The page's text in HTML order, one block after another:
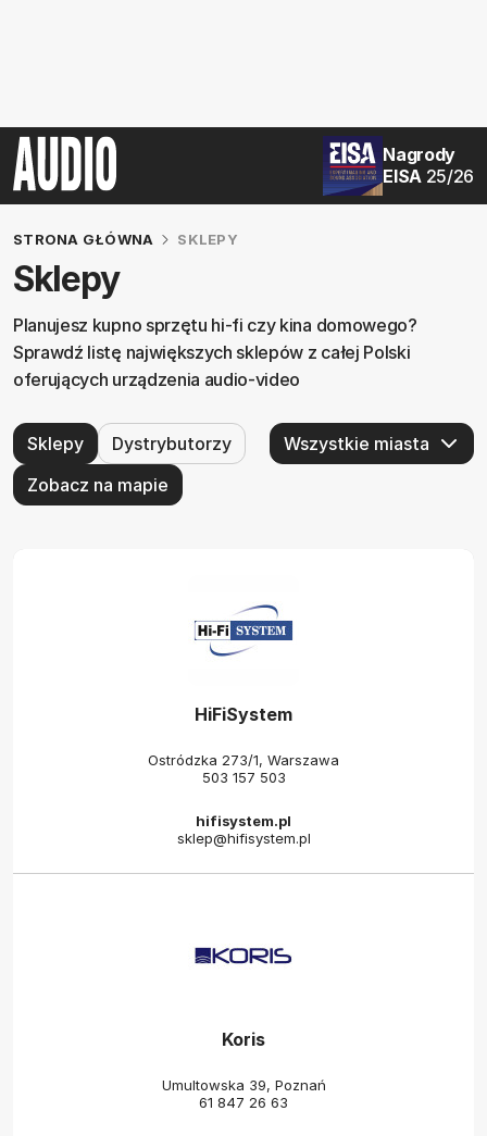
Nagrody
EISA 25/26
STRONA GŁÓWNA SKLEPY
Sklepy
Planujesz kupno sprzętu hi-fi czy kina domowego?
Sprawdź listę największych sklepów z całej Polski
oferujących urządzenia audio-video
Sklepy
Dystrybutorzy
Zobacz na mapie
HiFiSystem
Ostródzka 273/1, Warszawa
503 157 503
hifisystem.pl
sklep@hifisystem.pl
Koris
Umultowska 39, Poznań
61 847 26 63